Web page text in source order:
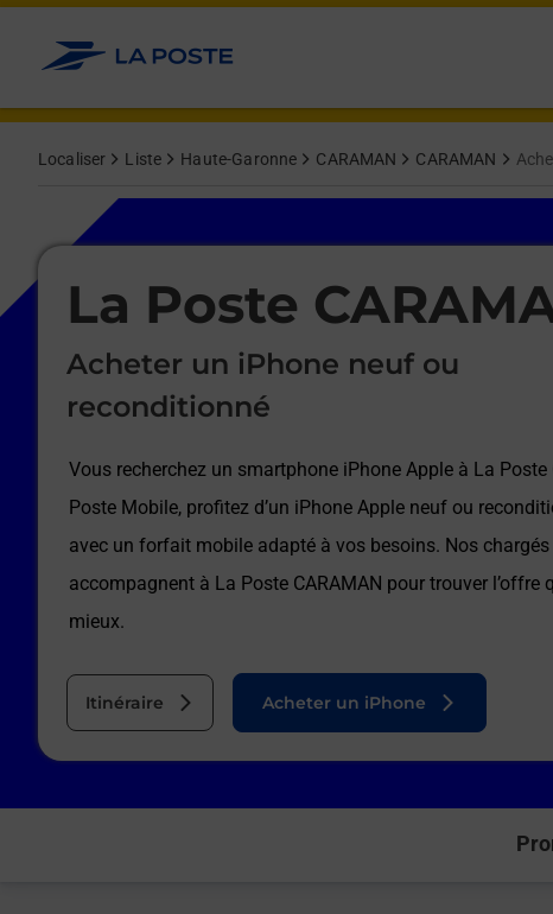
Allez au contenu
Localiser Liste Haute-Garonne CARAMAN CARAMAN
La Poste
Acheter un iPhone neuf ou
reconditionné
Vous recherchez un smartphone iPhone Apple à La Poste
Poste Mobile, profitez d’un iPhone Apple neuf ou
avec un forfait mobile adapté à vos besoins. Nos
accompagnent à La Poste CARAMAN pour trouver l’offre
mieux.
Itinéraire
Le lien s'ouvre dans un nouvel onglet
Acheter un iPhone
Le lien s'ouvre dans un nouvel onglet
Afficher ou masquer la réponse
Afficher ou masquer la réponse
Afficher ou masquer la réponse
Afficher ou masquer la réponse
Afficher ou masquer la réponse
Afficher ou masquer la réponse